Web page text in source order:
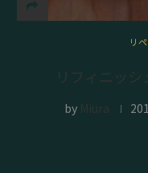
リ
リフィニッシ
by Miura